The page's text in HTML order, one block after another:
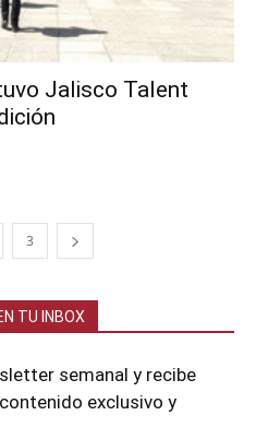
Jalisco Talent
3
TU INBOX
semanal y recibe
exclusivo y